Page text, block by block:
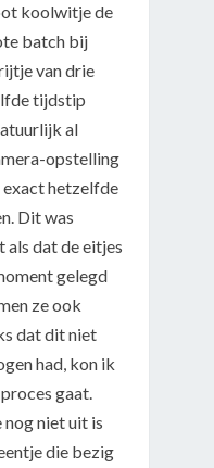
koolwitje de
batch bij
van drie
tijdstip
al
opstelling
hetzelfde
Dit was
als dat de eitjes
gelegd
ze ook
dat dit niet
had, kon ik
gaat.
nog niet uit is
die bezig